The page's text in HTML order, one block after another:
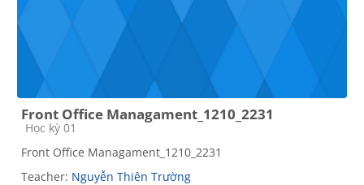
Front Office Managament_1210_2231
Course category
Học kỳ 01
Front Office Managament_1210_2231
Teacher: Nguyễn Thiên Trường